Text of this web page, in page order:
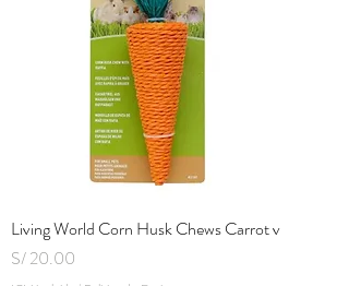
Living World Corn Husk Chews Carrot v
Precio
S/ 20.00